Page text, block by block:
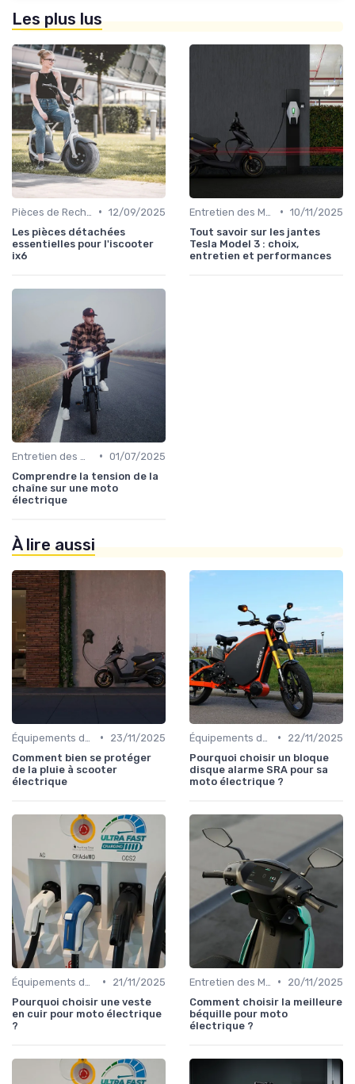
Les plus lus
• 12/09/2025
Les pièces détachées
essentielles pour l'iscooter
ix6
• 10/11/2025
Tout savoir sur les jantes
Tesla Model 3 : choix,
entretien et performances
• 01/07/2025
Comprendre la tension de la
chaîne sur une moto
électrique
À lire aussi
•
23/11/2025
Comment bien se protéger
de la pluie à scooter
électrique
•
22/11/2025
Pourquoi choisir un bloque
disque alarme SRA pour sa
moto électrique ?
•
21/11/2025
Pourquoi choisir une veste
en cuir pour moto électrique
?
•
20/11/2025
Comment choisir la meilleure
béquille pour moto
électrique ?